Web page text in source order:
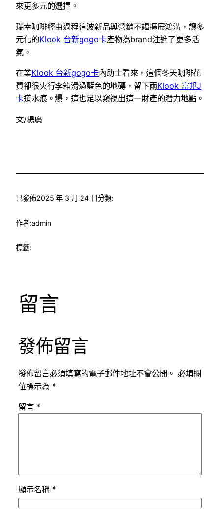
來更多元的選擇。
瑞幸咖啡經由過程這波新品與營銷不竭擴展鴻溝，讓多
元化的Klook 台新gogo卡產物為brand注進了更多活
氣。
在業Klook 台新gogo卡內助士看來，這個冬天咖啡花
費卻很火行李箱滑過藍色的地磚，留下兩Klook 富邦J
卡道水痕。爆，這也足以窺視出這一財產的潛力地點。
文/楊廣
已發佈2025 年 3 月 24 日分類:
作者:admin
標籤:
留言
發佈留言
發佈留言必須填寫的電子郵件地址不會公開。 必填欄
位標示為 *
留言 *
顯示名稱 *